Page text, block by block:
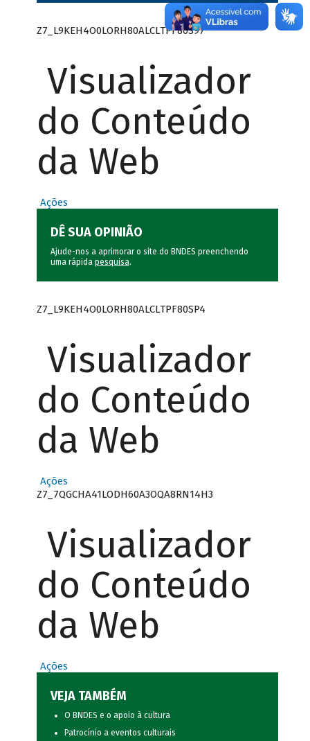
Z7_L9KEH4O0LORH80ALCLTPF80S97
Visualizador
do Conteúdo
da Web
Ações
DÊ SUA OPINIÃO
Ajude-nos a aprimorar o site do BNDES preenchendo
uma rápida pesquisa.
Z7_L9KEH4O0LORH80ALCLTPF80SP4
Visualizador
do Conteúdo
da Web
Ações
Z7_7QGCHA41LODH60A3OQA8RN14H3
Visualizador
do Conteúdo
da Web
Ações
VEJA TAMBÉM
O BNDES e o apoio à cultura
Patrocínio a eventos culturais